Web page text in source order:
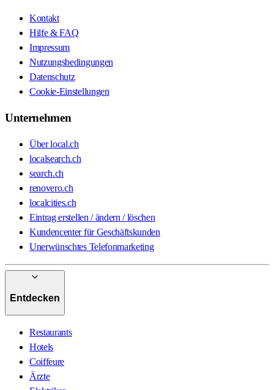
Kontakt
Hilfe & FAQ
Impressum
Nutzungsbedingungen
Datenschutz
Cookie-Einstellungen
Unternehmen
Über local.ch
localsearch.ch
search.ch
renovero.ch
localcities.ch
Eintrag erstellen / ändern / löschen
Kundencenter für Geschäftskunden
Unerwünschtes Telefonmarketing
Entdecken
Restaurants
Hotels
Coiffeure
Ärzte